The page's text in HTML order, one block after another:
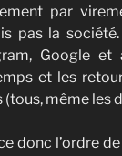
par
pas la
Google
et les
même les
donc l’ordre